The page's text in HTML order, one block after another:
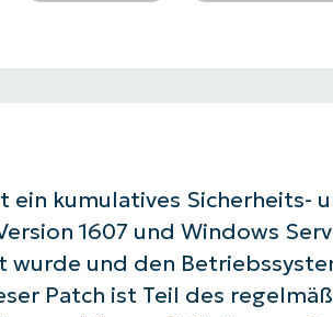
ein kumulatives
1607 und Windows
und den
Patch ist Teil des